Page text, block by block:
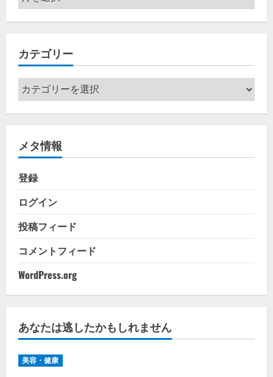
ー
カ
ブ
カテゴリー
カ
テ
ゴ
ー
メタ情報
登録
ログイン
投稿フィード
コメントフィード
WordPress.org
あなたは逃したかもしれません
美容・健康